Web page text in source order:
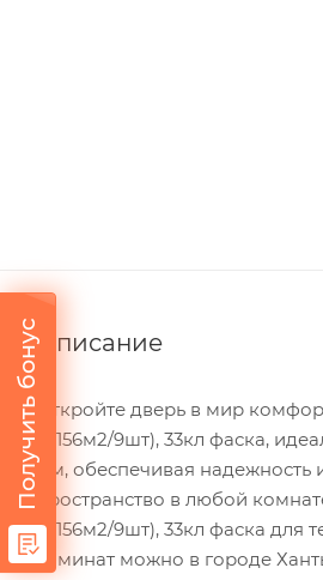
Описание
Откройте дверь в мир
(2,156м2/9шт), 33кл фаска,
мм, обеспечивая надежность
пространство в любой
(2,156м2/9шт), 33кл фаска для
ламинат можно в городе
Получить бонус